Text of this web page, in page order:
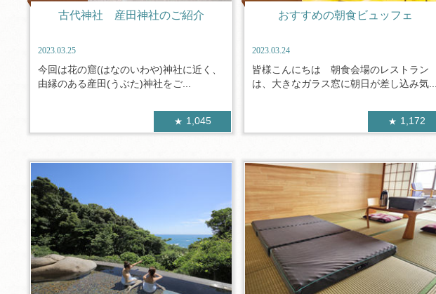
古代神社 産田神社のご紹介
2023.03.25
今回は花の窟(はなのいわや)神社に近く、
由縁のある産田(うぶた)神社をご...
1,045
おすすめの朝食ビュッフェ
2023.03.24
皆様こんにちは 朝食会場のレストラン
は、大きなガラス窓に朝日が差し込み気...
1,172